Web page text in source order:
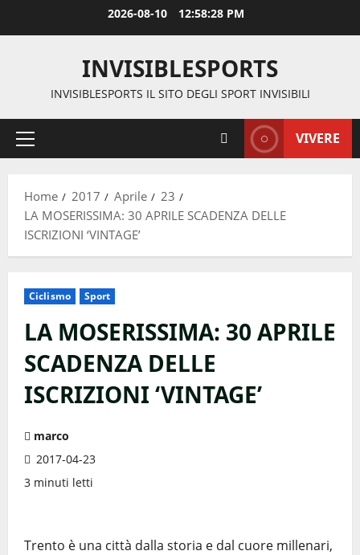
2026-08-10 12:58:28 PM
INVISIBLESPORTS
INVISIBLESPORTS IL SITO DEGLI SPORT INVISIBILI
Menu
VIVERE
Home 2017 Aprile
23
LA MOSERISSIMA: 30 APRILE SCADENZA DELLE
ISCRIZIONI ‘VINTAGE’
Ciclismo Sport
LA MOSERISSIMA: 30 APRILE
SCADENZA DELLE
ISCRIZIONI ‘VINTAGE’
marco
2017-04-23
3 minuti letti
Trento è una città dalla storia e dal cuore millenari,